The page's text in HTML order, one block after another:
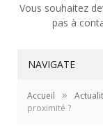
Vous souhaitez
pas à
NAVIGATE
Accueil »
proximité ?